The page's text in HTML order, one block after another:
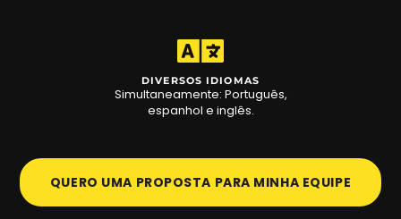
DIVERSOS IDIOMAS
Simultaneamente: Português,
espanhol e inglês.
QUERO UMA PROPOSTA PARA MINHA EQUIPE